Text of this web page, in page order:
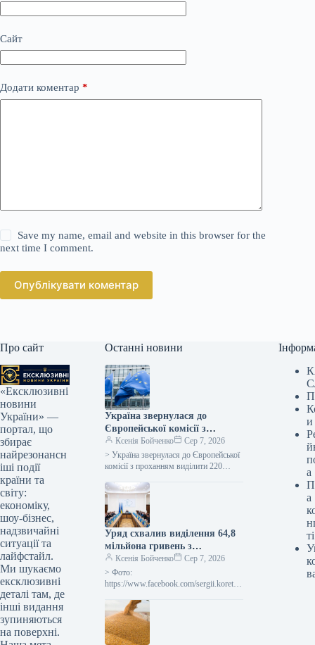
Сайт
Додати коментар *
Save my name, email and website in this browser for the
next time I comment.
Опублікувати коментар
Про сайт
«Ексклюзивні
новини
України» —
портал, що
збирає
найрезонансн
іші події
країни та
світу:
економіку,
шоу-бізнес,
надзвичайні
ситуації та
лайфстайл.
Ми шукаємо
ексклюзивні
деталі там, де
інші видання
зупиняються
на поверхні.
Останні новини
Україна звернулася до
Європейської комісії з
проханням надати 220
мільйонів євро для допомоги
аграрному сектору у зв’язку
Ксенія Бойченко
Сер 7, 2026
> Україна звернулася до Європейської
комісії з проханням виділити 220
допомоги для покриття відсотків за
кредитами для…
Уряд схвалив виділення 64,8
мільйона гривень з
державного бюджету для
відновлення та подолання
наслідків бойових дій.
Ксенія Бойченко
Сер 7, 2026
> Фото:
https://www.facebook.com/sergii.koretsk
виділення коштів, запланованих у
державному бюджеті на 2026 рік для
фінансування регіональних
и
а
а
ті